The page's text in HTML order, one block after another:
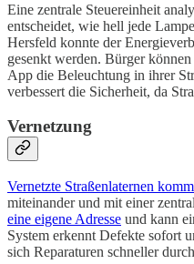
Eine zentrale Steuereinheit
entscheidet, wie hell jede
Hersfeld konnte der
gesenkt werden. Bürger
App die Beleuchtung in ihrer
verbessert die Sicherheit, da
Vernetzung
Vernetzte Straßenlaternen
miteinander und mit einer
eine eigene Adresse und kann
System erkennt Defekte sofort
sich Reparaturen schneller